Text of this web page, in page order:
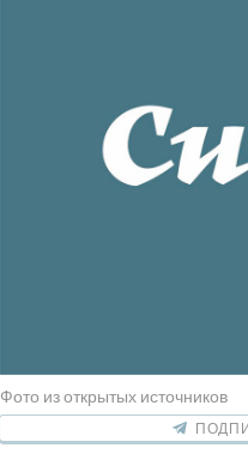
Фото из открытых источников